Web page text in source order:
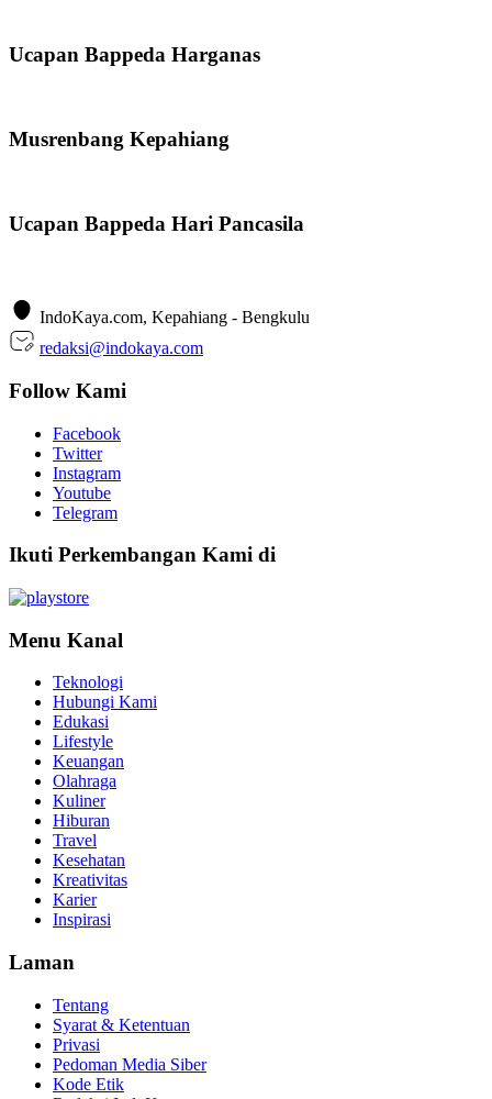
Ucapan Bappeda Harganas
Musrenbang Kepahiang
Ucapan Bappeda Hari Pancasila
IndoKaya.com, Kepahiang - Bengkulu
redaksi@indokaya.com
Follow Kami
Facebook
Twitter
Instagram
Youtube
Telegram
Ikuti Perkembangan Kami di
Menu Kanal
Teknologi
Hubungi Kami
Edukasi
Lifestyle
Keuangan
Olahraga
Kuliner
Hiburan
Travel
Kesehatan
Kreativitas
Karier
Inspirasi
Laman
Tentang
Syarat & Ketentuan
Privasi
Pedoman Media Siber
Kode Etik